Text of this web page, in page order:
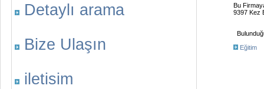
Detaylı arama
Bize Ulaşın
iletisim
Bu
9397 Kez
Eğitim